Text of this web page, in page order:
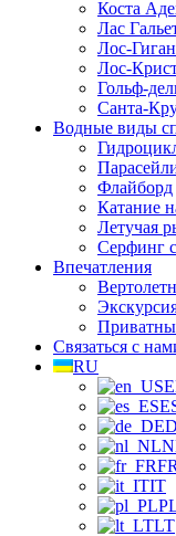
Коста
Лас
Лос-
Лос-
Гольф-
Санта-
Водные виды
Флайборд
Катание
Летучая
Серфинг
Впечатления
Связаться с
RU
FR
IT
LT